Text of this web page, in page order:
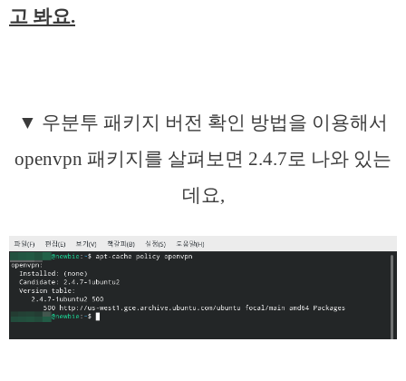
고 봐요.
▼ 우분투 패키지 버전 확인 방법을 이용해서
openvpn 패키지를 살펴보면 2.4.7로 나와 있는
데요,